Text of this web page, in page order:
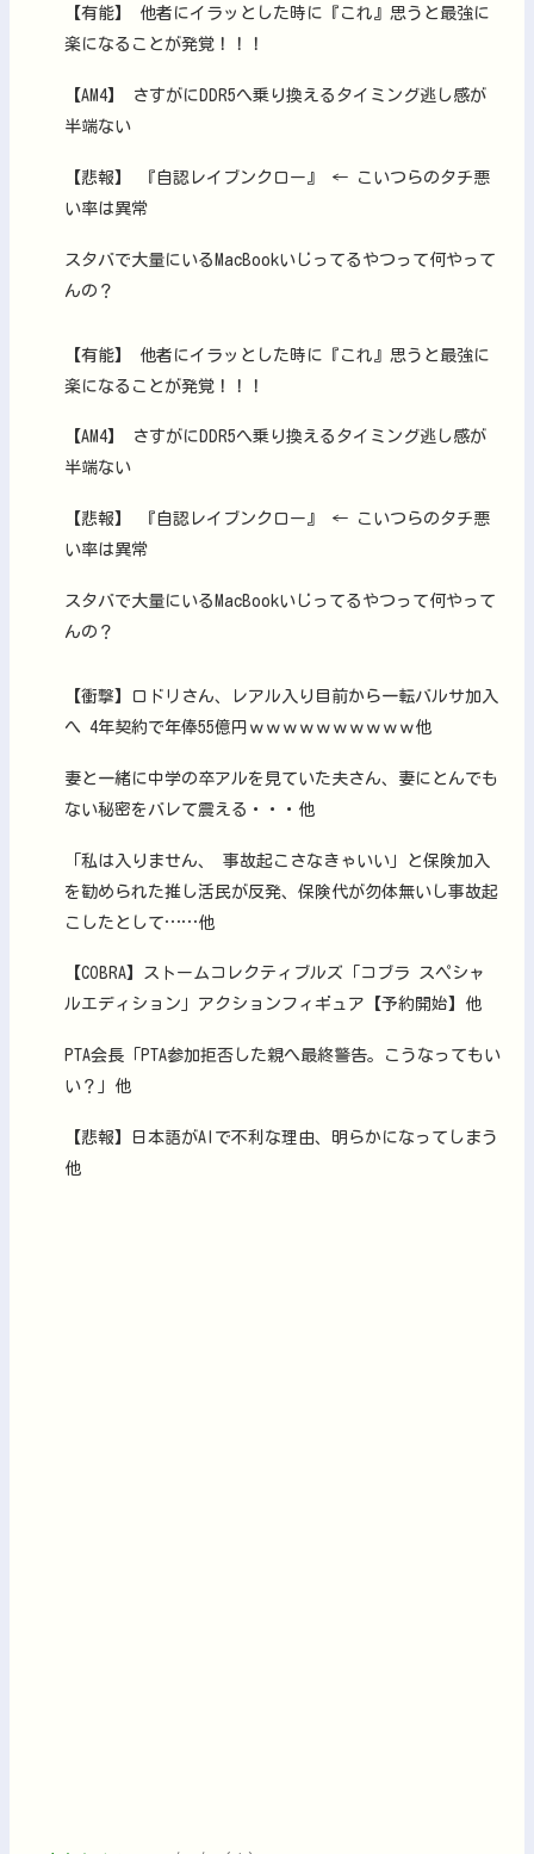
【有能】 他者にイラッとした時に『これ』思うと最強に
楽になることが発覚！！！
【AM4】 さすがにDDR5へ乗り換えるタイミング逃し感が
半端ない
【悲報】 『自認レイブンクロー』 ← こいつらのタチ悪
い率は異常
スタバで大量にいるMacBookいじってるやつって何やって
んの？
【有能】 他者にイラッとした時に『これ』思うと最強に
楽になることが発覚！！！
【AM4】 さすがにDDR5へ乗り換えるタイミング逃し感が
半端ない
【悲報】 『自認レイブンクロー』 ← こいつらのタチ悪
い率は異常
スタバで大量にいるMacBookいじってるやつって何やって
んの？
【衝撃】ロドリさん、レアル入り目前から一転バルサ加入
へ 4年契約で年俸55億円ｗｗｗｗｗｗｗｗｗｗ他
妻と一緒に中学の卒アルを見ていた夫さん、妻にとんでも
ない秘密をバレて震える・・・他
「私は入りません、 事故起こさなきゃいい」と保険加入
を勧められた推し活民が反発、保険代が勿体無いし事故起
こしたとして……他
【COBRA】ストームコレクティブルズ「コブラ スペシャ
ルエディション」アクションフィギュア【予約開始】他
PTA会長「PTA参加拒否した親へ最終警告。こうなってもい
い？」他
【悲報】日本語がAIで不利な理由、明らかになってしまう
他